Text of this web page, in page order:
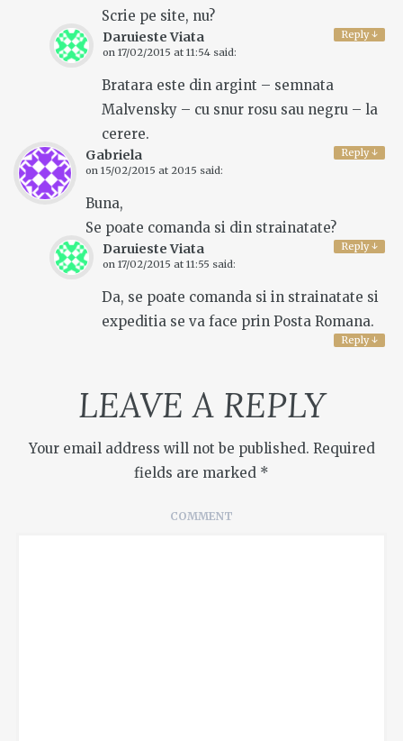
Scrie pe site, nu?
Reply↓
Daruieste Viata
on 17/02/2015 at 11:54 said:
Bratara este din argint – semnata
Malvensky – cu snur rosu sau negru – la
cerere.
Reply↓
Gabriela
on 15/02/2015 at 20:15 said:
Buna,
Se poate comanda si din strainatate?
Reply↓
Daruieste Viata
on 17/02/2015 at 11:55 said:
Da, se poate comanda si in strainatate si
expeditia se va face prin Posta Romana.
Reply↓
LEAVE A REPLY
Your email address will not be published. Required
fields are marked *
COMMENT